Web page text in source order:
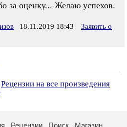
за оценку... Желаю успехов.
18.11.2019 18:43
Заявить о
Рецензии на все произведения
Рецензии Поиск
Магазин